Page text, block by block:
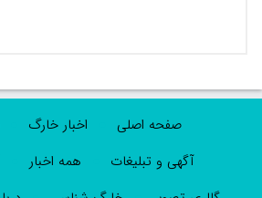
صفحه اصلی اخبار خارگ
آگهی و تبلیغات
همه اخبار